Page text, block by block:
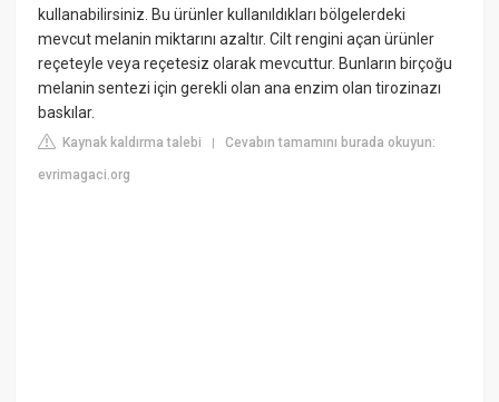
kullanabilirsiniz. Bu ürünler kullanıldıkları bölgelerdeki
mevcut melanin miktarını azaltır. Cilt rengini açan ürünler
reçeteyle veya reçetesiz olarak mevcuttur. Bunların birçoğu
melanin sentezi için gerekli olan ana enzim olan tirozinazı
baskılar.
Kaynak kaldırma talebi |Cevabın tamamını burada okuyun:
evrimagaci.org